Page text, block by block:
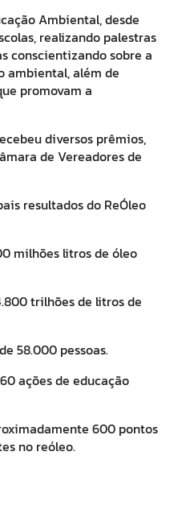
Ambiental, desde
realizando palestras
conscientizando sobre a
ambiental, além de
promovam a
diversos prêmios,
de Vereadores de
resultados do ReÓleo
milhões litros de óleo
trilhões de litros de
58.000 pessoas.
ações de educação
600 pontos
no reóleo.